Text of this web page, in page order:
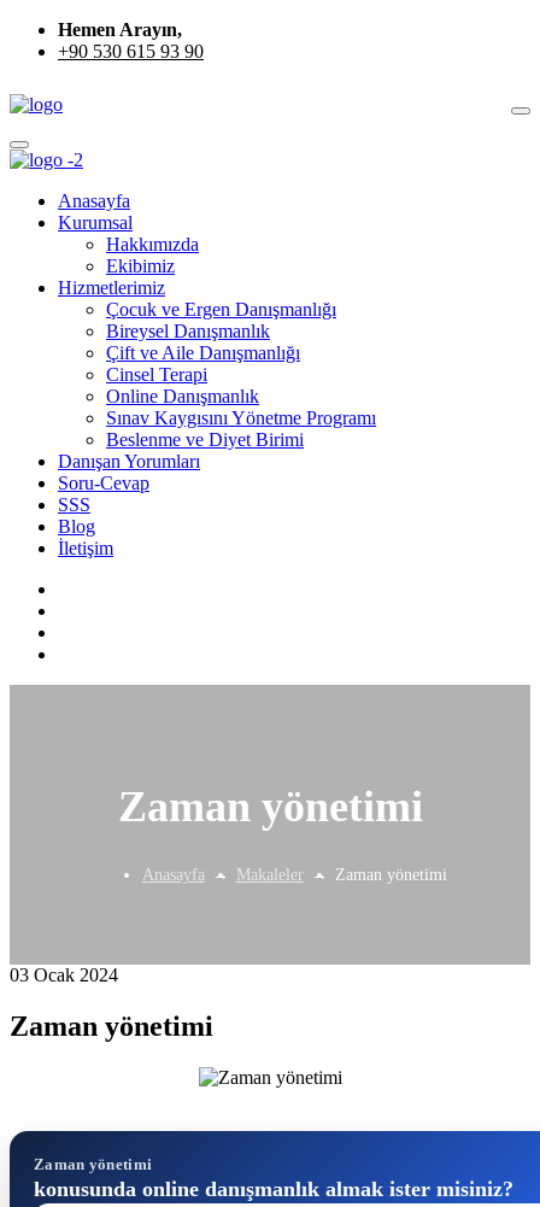
Hemen Arayın,
+90 530 615 93 90
Anasayfa
Kurumsal
Hakkımızda
Ekibimiz
Hizmetlerimiz
Çocuk ve Ergen Danışmanlığı
Bireysel Danışmanlık
Çift ve Aile Danışmanlığı
Cinsel Terapi
Online Danışmanlık
Sınav Kaygısını Yönetme Programı
Beslenme ve Diyet Birimi
Danışan Yorumları
Soru-Cevap
SSS
Blog
İletişim
Zaman yönetimi
Anasayfa Makaleler Zaman yönetimi
03 Ocak 2024
Zaman yönetimi
Zaman yönetimi
konusunda online danışmanlık almak ister misiniz?